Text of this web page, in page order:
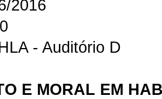
2016
- Auditório D
E MORAL EM